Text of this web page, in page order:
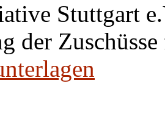
Stuttgart
der